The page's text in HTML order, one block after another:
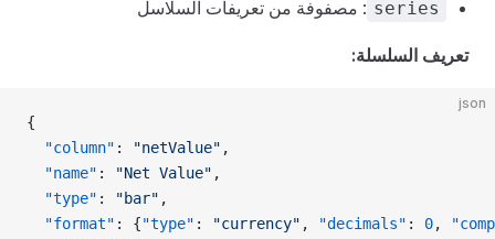
series : مصفوفة من تعريفات السلاسل
تعريف السلسلة:
json
{
  "column"
: "netValue" ,
  "name"
: "Net Value" ,
  "type"
: "bar" ,
  "format"
: {"type" : "currency" , "decimals" : 0,